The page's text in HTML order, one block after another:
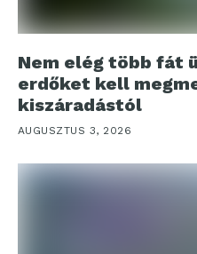
Nem elég több fát
erdőket kell
kiszáradástól
AUGUSZTUS 3, 2026